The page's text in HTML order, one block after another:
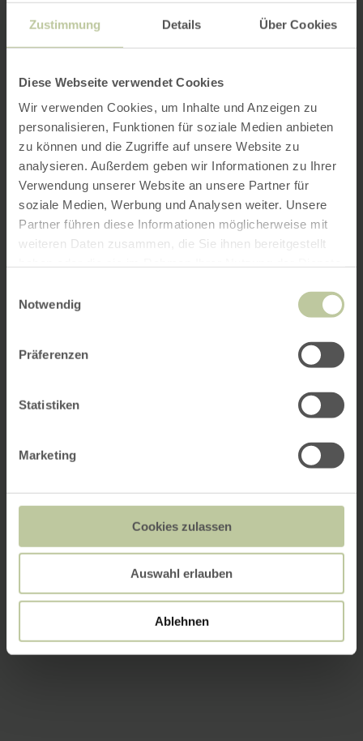
Zustimmung Details Über Cookies
Diese Webseite verwendet Cookies
Wir verwenden Cookies, um Inhalte und Anzeigen zu
personalisieren, Funktionen für soziale Medien anbieten
zu können und die Zugriffe auf unsere Website zu
analysieren. Außerdem geben wir Informationen zu Ihrer
Verwendung unserer Website an unsere Partner für
soziale Medien, Werbung und Analysen weiter. Unsere
Partner führen diese Informationen möglicherweise mit
weiteren Daten zusammen, die Sie ihnen bereitgestellt
Notwendig
Präferenzen
Statistiken
Marketing
Cookies zulassen
Auswahl erlauben
Ablehnen